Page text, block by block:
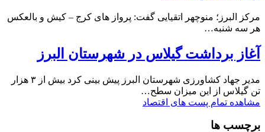
مرکز البرز؛ منوچهر اتقیایی گفت: پرواز های کرج – کیش و بالعکس
هر سه شنبه…
آغاز برداشت گیلاس در شهرستان البرز
مدیر جهاد کشاورزی شهرستان البرز پیش بینی کرد بیش از ۳ هزار
تن گیلاس از این میزان سطح…
مشاهده تمام پست های اقتصاد
برچسب ها